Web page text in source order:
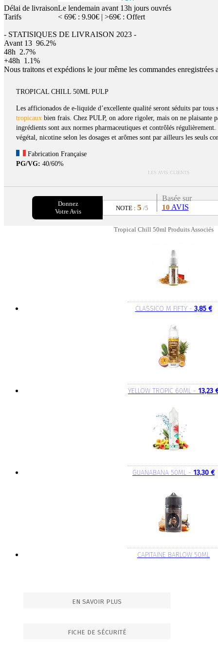
Délai de livraisonLe lendemain avant 13h jours ouvrés
Tarifs
< 69€ : 9.90€ | >69€ : Offert
- STATISIQUES DE LIVRAISON 2023 -
Avant 13 96.2%
48h 2.7%
+48h 1.1%
Nous traitons et expédions le jour même les commandes
TROPICAL CHILL 50ML PULP
Les afficionados de e-liquide d’excellente qualité seront séduits par tous
tropicauxbien frais. Chez PULP, on adore rigoler, mais on ne plaisante
ingrédients sont aux normes pharmaceutiques et contrôlés
végétal, nicotine selon les dosages et arômes sont par ailleurs les seuls
Fabrication Française
PG/VG: 40/60%
LES AVIS CLIENTS
Donnez
Votre Avis
NOTE :5 /5
Basée sur
10 AVIS
Tropical Chill 50ml Produits Associés
CLASSICO M FIFTY - 3,85 €
YELLOW TROPIC 60ML - 13,23
GUANABANA 50ML - 13,30 €
CAPITAINE BARLOW 50ML
EN SAVOIR PLUS
FICHE DE SÉCURITÉ